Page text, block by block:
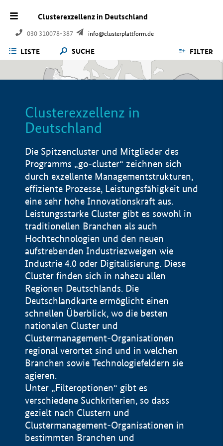
Clusterexzellenz in Deutschland
030 310078-387 info@clusterplattform.de
LISTE SUCHE FILTER
Clusterexzellenz in
Deutschland
Die Spitzencluster und Mitglieder des
Programms „go-cluster“ zeichnen sich
durch exzellente Managementstrukturen,
effiziente Prozesse, Leistungsfähigkeit und
eine sehr hohe Innovationskraft aus.
Leistungsstarke Cluster gibt es sowohl in
traditionellen Branchen als auch
Hochtechnologien und den neuen
aufstrebenden Industriezweigen wie
Industrie 4.0 oder Digitalisierung. Diese
Cluster finden sich in nahezu allen
Regionen Deutschlands. Die
Deutschlandkarte ermöglicht einen
schnellen Überblick, wo die besten
nationalen Cluster und
Clustermanagement-Organisationen
regional verortet sind und in welchen
Branchen sowie Technologiefeldern sie
agieren.
Unter „Filteroptionen“ gibt es
verschiedene Suchkriterien, so dass
gezielt nach Clustern und
Clustermanagement-Organisationen in
bestimmten Branchen und
Impressum
Datenschutzerklärung
BMWE, 2026 ©
100 km © Geobasis-DE / BKG 2015